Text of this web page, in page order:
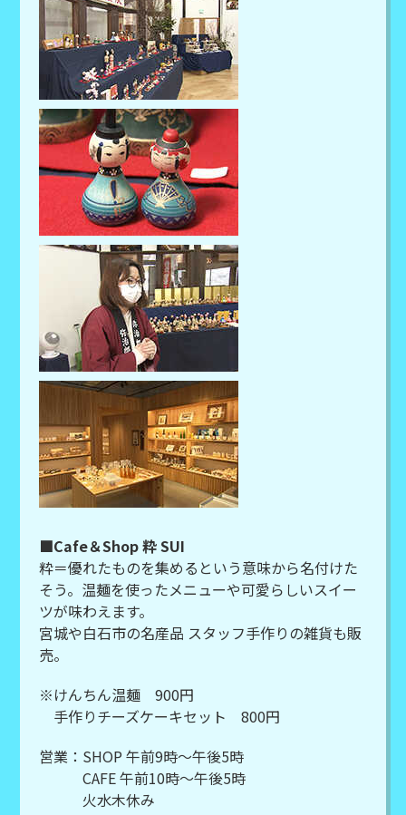
■Cafe＆Shop 粋 SUI
粋＝優れたものを集めるという意味から名付けた
そう。温麺を使ったメニューや可愛らしいスイー
ツが味わえます。
宮城や白石市の名産品 スタッフ手作りの雑貨も販
売。
※けんちん温麺 900円
手作りチーズケーキセット 800円
営業：SHOP 午前9時～午後5時
CAFE 午前10時～午後5時
火水木休み